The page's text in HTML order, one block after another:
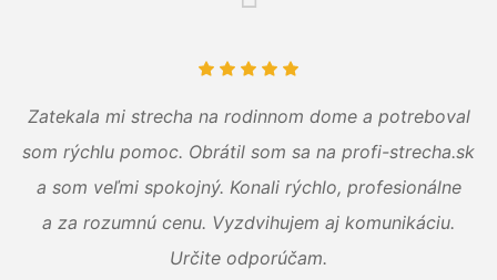
Zatekala mi strecha na rodinnom dome a potreboval
som rýchlu pomoc. Obrátil som sa na profi-strecha.sk
a som veľmi spokojný. Konali rýchlo, profesionálne
a za rozumnú cenu. Vyzdvihujem aj komunikáciu.
Určite odporúčam.